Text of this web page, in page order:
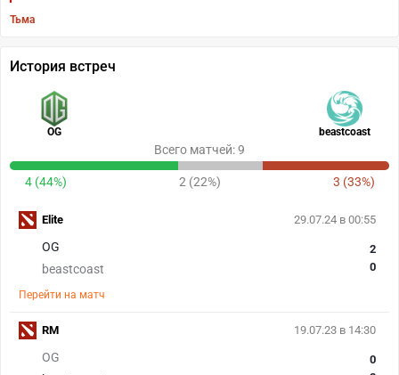
Тьма
История встреч
OG beastcoast
Всего матчей: 9
4 (44%) 2 (22%) 3 (33%)
29.07.24 в 00:55
OG
beastcoast
2
0
Перейти на матч
Elite
19.07.23 в 14:30
OG
0
RM